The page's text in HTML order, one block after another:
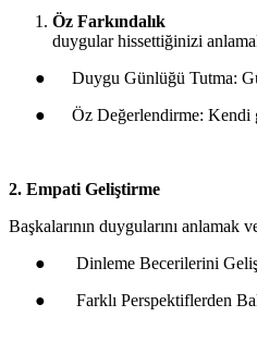
Öz
duygular hissettiğinizi
● Duygu Günlüğü Tutma:
● Öz Değerlendirme: Kendi
2. Empati Geliştirme
Başkalarının duygularını anlamak
● Dinleme Becerilerini
● Farklı Perspektiflerden